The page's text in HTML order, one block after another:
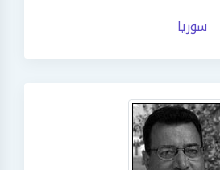
سوريا